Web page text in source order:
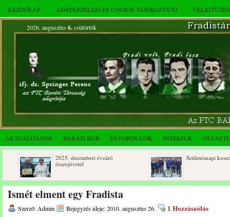
KEZDŐLAP ADATKEZELÉSI ÉS COOKIE TÁJÉKOZTATÓ
2026. augusztus 6.csütörtök
AKTUALITÁSOK BARÁTI KÖR ÉVFORDULÓK INTERJÚK
2025. decemberi évzáró
összejövetel
Születésnapi koszorúzások
Ismét elment egy Fradista
Szerző: Admin Bejegyzés ideje: 2010. augusztus 26. 1 Hozzászólás